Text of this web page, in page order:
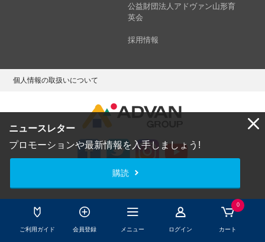
ご利用ガイド 会員登録 メニュー ログイン
0
カート
ニュースレター
プロモーションや最新情報を入手しましょう!
購読
公益財団法人アドヴァン山形育
英会
採用情報
個人情報の取扱いについて